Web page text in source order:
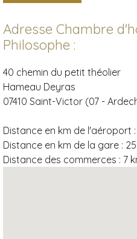
Adresse Chambre
Philosophe :
40 chemin du petit théolier
Hameau Deyras
07410 Saint-Victor (07 -
Distance en km de l'aéroport :
Distance en km de la gare :
Distance des commerces : 7